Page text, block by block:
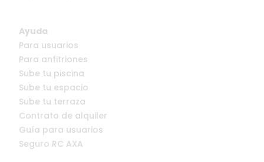
Ayuda
Para usuarios
Para anfitriones
Sube tu piscina
Sube tu espacio
Sube tu terraza
Contrato de alquiler
Guía para usuarios
Seguro RC AXA